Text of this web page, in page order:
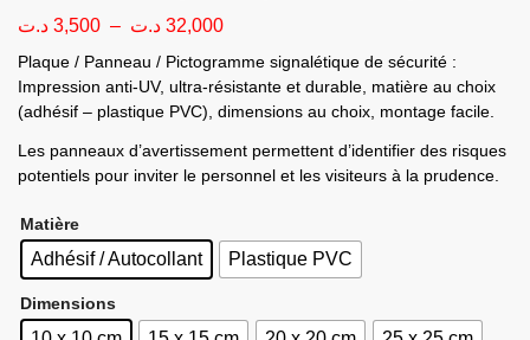
3,500 د.ت – 32,000 د.ت
Plaque / Panneau / Pictogramme signalétique de sécurité :
Impression anti-UV, ultra-résistante et durable, matière au choix
(adhésif – plastique PVC), dimensions au choix, montage facile.
Les panneaux d’avertissement permettent d’identifier des risques
potentiels pour inviter le personnel et les visiteurs à la prudence.
Matière
Adhésif / Autocollant Plastique PVC
Dimensions